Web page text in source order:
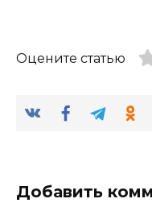
Оцените статью
Добавить